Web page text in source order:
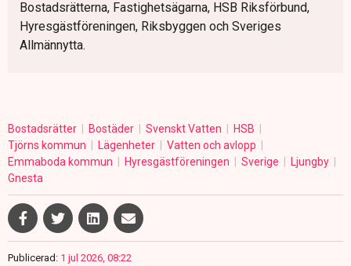
Bostadsrätterna, Fastighetsägarna, HSB Riksförbund,
Hyresgästföreningen, Riksbyggen och Sveriges
Allmännytta.
Bostadsrätter Bostäder Svenskt Vatten
HSB
Tjörns kommun
Lägenheter
Vatten och avlopp
Emmaboda kommun
Hyresgästföreningen Sverige
Ljungby
Gnesta
Publicerad: 1 jul 2026, 08:22